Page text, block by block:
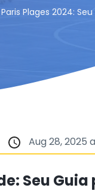
Paris Plages 2024:
Aug 28, 2025
Seu